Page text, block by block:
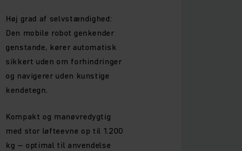
Høj grad af selvstændighed:
Den mobile robot genkender
genstande, kører automatisk
sikkert uden om forhindringer
og navigerer uden kunstige
kendetegn.
Kompakt og manøvredygtig
med stor løfteevne op til 1.200
kg – optimal til anvendelse